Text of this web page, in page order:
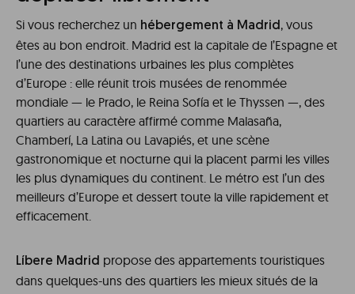
Si vous recherchez un hébergement à Madrid , vous
êtes au bon endroit. Madrid est la capitale de l’Espagne et
l’une des destinations urbaines les plus complètes
d’Europe : elle réunit trois musées de renommée
mondiale — le Prado, le Reina Sofía et le Thyssen —, des
quartiers au caractère affirmé comme Malasaña,
Chamberí, La Latina ou Lavapiés, et une scène
gastronomique et nocturne qui la placent parmi les villes
les plus dynamiques du continent. Le métro est l’un des
meilleurs d’Europe et dessert toute la ville rapidement et
efficacement.
Líbere Madrid propose des appartements touristiques
dans quelques-uns des quartiers les mieux situés de la